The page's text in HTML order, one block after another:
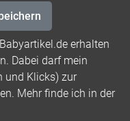
erhalten
Dabei darf mein
und Klicks) zur
Mehr finde ich in der